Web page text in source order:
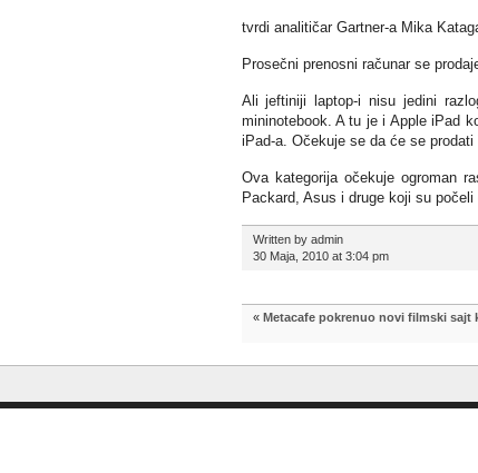
tvrdi analitičar Gartner-a Mika
Prosečni prenosni računar se
Ali jeftiniji laptop-i nisu jedini
mininotebook. A tu je i Apple iPad
iPad-a. Očekuje se da će se
Ova kategorija očekuje ogroman
Packard, Asus i druge koji su
Written by admin
30 Maja, 2010 at 3:04 pm
« Metacafe pokrenuo novi filmski sajt